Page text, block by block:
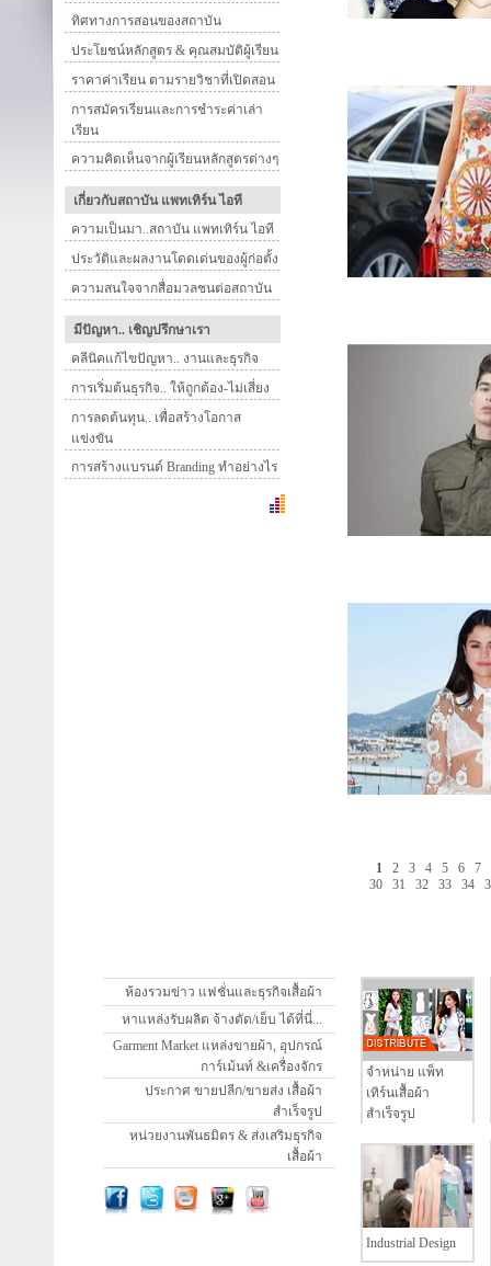
ทิศทางการสอนของสถาบัน
ประโยชน์หลักสูตร & คุณสมบัติผู้เรียน
ราคาค่าเรียน ตามรายวิชาที่เปิดสอน
การสมัครเรียนและการชำระค่าเล่า
เรียน
ความคิดเห็นจากผู้เรียนหลักสูตรต่างๆ
เกี่ยวกับสถาบัน แพทเทิร์น ไอที
ความเป็นมา..สถาบัน แพทเทิร์น ไอที
ประวัติและผลงานโดดเด่นของผู้ก่อตั้ง
ความสนใจจากสื่อมวลชนต่อสถาบัน
มีปัญหา.. เชิญปรึกษาเรา
คลีนิคแก้ไขปัญหา.. งานและธุรกิจ
การเริ่มต้นธุรกิจ.. ให้ถูกต้อง-ไม่เสี่ยง
การลดต้นทุน.. เพื่อสร้างโอกาส
แข่งขัน
การสร้างแบรนด์ Branding ทำอย่างไร
1 2 3 4 5 6
7
30
31 32 33 34
ห้องรวมข่าว แฟชั่นและธุรกิจเสื้อผ้า
หาแหล่งรับผลิต จ้างตัด/เย็บ ได้ที่นี่...
Garment Market แหล่งขายผ้า, อุปกรณ์
การ์เม้นท์ &เครื่องจักร
ประกาศ ขายปลีก/ขายส่ง เสื้อผ้า
สำเร็จรูป
หน่วยงานพันธมิตร & ส่งเสริมธุรกิจ
เสื้อผ้า
จำหน่าย แพ็ท
เทิร์นเสื้อผ้า
สำเร็จรูป
Industrial Design